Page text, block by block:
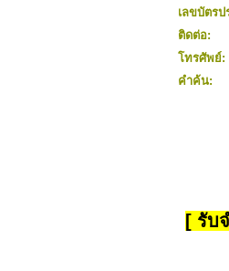
เลขบัตร
ติดต่อ:
โทรศัพย์:
คำค้น:
[ รับ